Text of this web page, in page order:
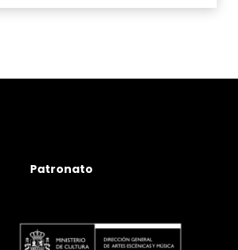
Patronato